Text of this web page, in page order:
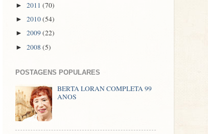
► 2011 (70)
► 2010(54)
► 2009(22)
► 2008 (5)
POSTAGENS POPULARES
BERTA LORAN COMPLETA 99
ANOS